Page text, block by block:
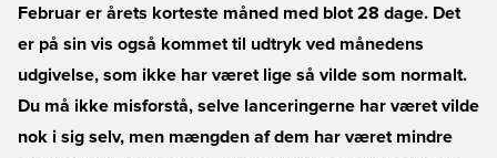
Februar er årets korteste måned med blot 28 dage. Det
er på sin vis også kommet til udtryk ved månedens
udgivelse, som ikke har været lige så vilde som normalt.
Du må ikke misforstå, selve lanceringerne har været vilde
nok i sig selv, men mængden af dem har været mindre